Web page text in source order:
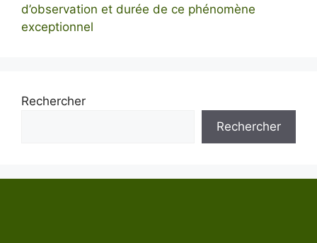
d’observation et durée de ce phénomène
exceptionnel
Rechercher
Rechercher